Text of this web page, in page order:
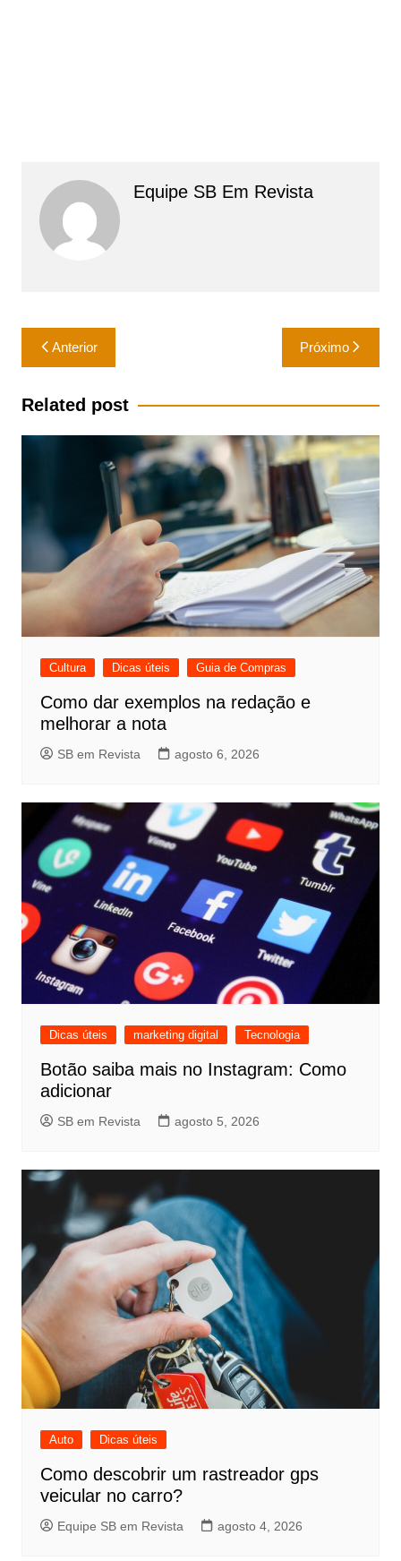
Equipe SB Em Revista
Navegação
de
Post
Anterior Próximo
Related post
Cultura Dicas úteis Guia de Compras
Como dar exemplos na redação e
melhorar a nota
SB em Revista agosto 6, 2026
Dicas úteis marketing digital Tecnologia
Botão saiba mais no Instagram: Como
adicionar
SB em Revista agosto 5, 2026
Auto Dicas úteis
Como descobrir um rastreador gps
veicular no carro?
Equipe SB em Revista agosto 4, 2026